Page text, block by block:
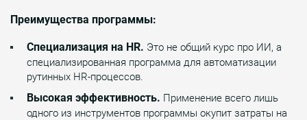
Преимущества программы:
Специализация на HR. Это не общий курс про ИИ, а
специализированная программа для автоматизации
рутинных HR-процессов.
Высокая эффективность. Применение всего лишь
одного из инструментов программы окупит затраты на